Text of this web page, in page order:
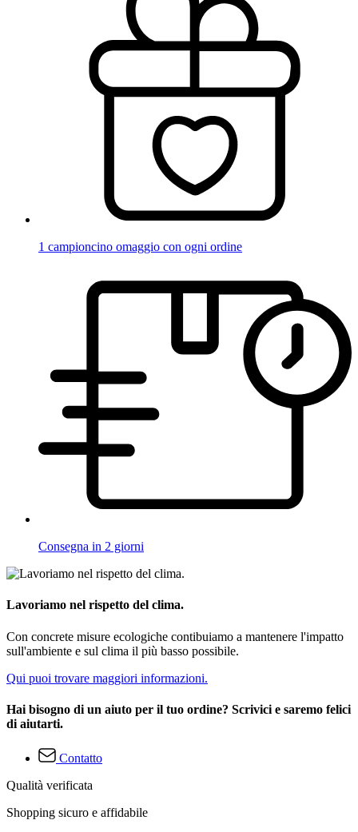
1 campioncino omaggio con ogni ordine
Consegna in 2 giorni
Lavoriamo nel rispetto del clima.
Con concrete misure ecologiche contibuiamo a mantenere l'impatto
sull'ambiente e sul clima il più basso possibile.
Qui puoi trovare maggiori informazioni.
Hai bisogno di un aiuto per il tuo ordine? Scrivici e saremo felici
di aiutarti.
Contatto
Qualità verificata
Shopping sicuro e affidabile